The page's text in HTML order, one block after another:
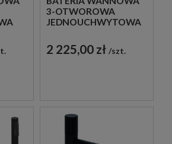
3-OTWOROWA
JEDNOUCHWYTOWA
2 225,00 zł szt.